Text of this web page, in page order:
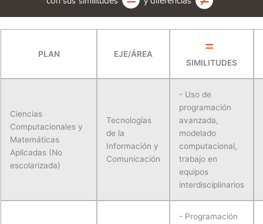
PLAN EJE/ÁREA =
SIMILITUDES
Ciencias
Computacionales y
Matemáticas
Aplicadas (No
escolarizada)
Tecnologías
de la
Información y
Comunicación
- Uso de
programación
avanzada,
modelado
computacional,
trabajo en
equipos
interdisciplinarios
- Programación